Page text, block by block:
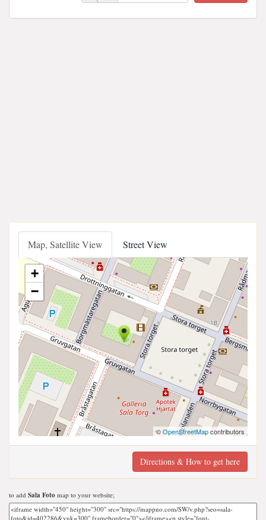
Map, Satellite View Street View
+
−
©OpenStreetMapcontributors
Directions & How to get here
to add Sala Foto map to your website;